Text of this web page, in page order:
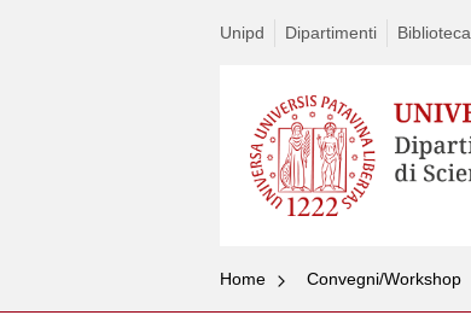
Unipd Dipartimenti Biblioteca
Home Convegni/Workshop